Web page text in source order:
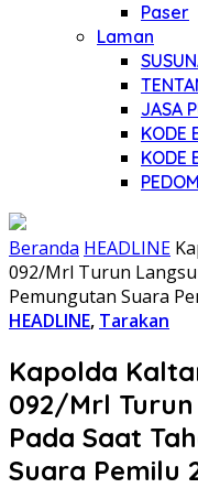
Paser
Laman
JASA
KODE
KODE
Beranda HEADLINE
092/Mrl Turun
Pemungutan Suara
HEADLINE, Tarakan
Kapolda
092/Mrl Turun
Pada Saat
Suara Pemilu